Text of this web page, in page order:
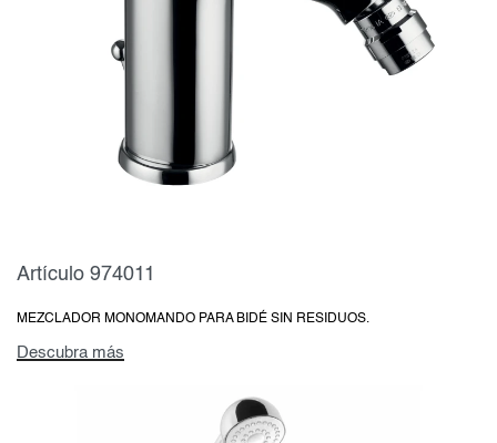
Artículo 974011
MEZCLADOR MONOMANDO PARA BIDÉ SIN RESIDUOS.
Descubra más